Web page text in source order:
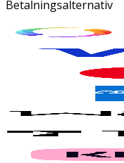
Betalningsalternativ